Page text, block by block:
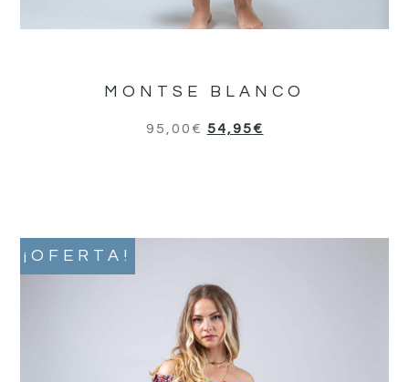
MONTSE BLANCO
95,00 € 54,95€
¡OFERTA!